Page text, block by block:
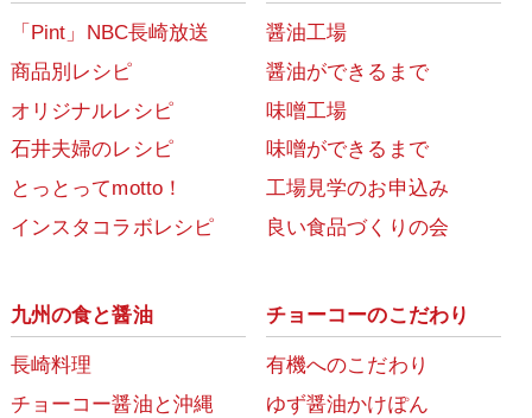
「Pint」NBC長崎放送
商品別レシピ
オリジナルレシピ
石井夫婦のレシピ
とっとってmotto！
インスタコラボレシピ
醤油工場
醤油ができるまで
味噌工場
味噌ができるまで
工場見学のお申込み
良い食品づくりの会
九州の食と醤油
長崎料理
チョーコー醤油と沖縄
チョーコーのこだわり
有機へのこだわり
ゆず醤油かけぽん